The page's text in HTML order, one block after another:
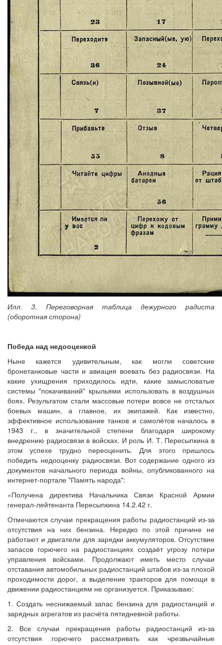
Илл. 3. Переговорная таблица дежурного радиста
(оборотная сторона)
Победа над недооценкой
Ныне кажется удивительным, как могли советские
бронетанковые части и авиация воевать без радиосвязи. На
какие ухищрения приходилось идти, какие замысловатые
системы "покачиваний" крыльями использовать в воздушных
боях. Результатом стали массовые потери вовсе не отсталых
боевых машин, а главное, их экипажей. Как известно,
эффективное использование танков и самолётов началось в
1943 г., в значительной степени благодаря широкому
внедрению радиосвязи в войсках. И роль И. Т. Пересыпкина в
этом успехе трудно переоценить. Для этого пришлось
победить недооценку радиосвязи. Вот содержание одного из
документов начального периода войны, опубликованного на
интернет-портале "Память народа":
«Получена директива Начальника Связи Красной Армии
генерал-лейтенанта Пересыпкина 14.2.42 г.
Отмечаются случаи прекращения работы радиостанций из-за
отсутствия на них бензина. Нередко по этой причине не
работают и двигатели для зарядки аккумуляторов. Отсутствие
запасов горючего на радиостанциях создаёт угрозу потери
управления войсками. Продолжают иметь место случаи
отставания автомобильных радиостанций штабов из-за плохой
проходимости дорог, а выделение тракторов для помощи в
движении радиостанциям не организуется. Приказываю:
1. Создать неснижаемый запас бензина для радиостанций и
зарядных агрегатов из расчёта пятидневной работы.
2. Все случаи прекращения работы радиостанций из-за
отсутствия горючего рассматривать как чрезвычайные